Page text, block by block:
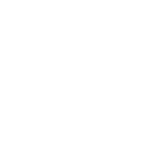
рецепция